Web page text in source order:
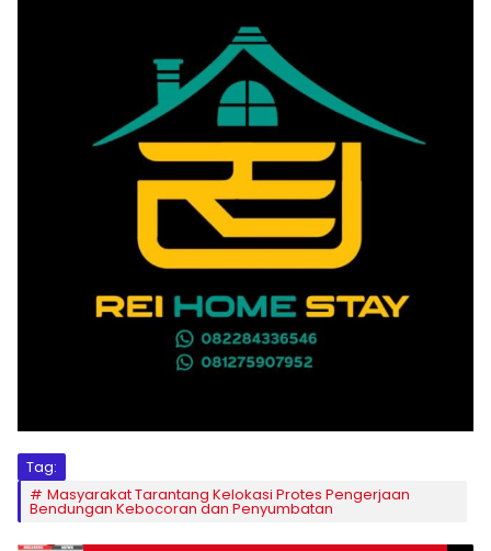
Tag:
Masyarakat Tarantang Kelokasi Protes Pengerjaan
Bendungan Kebocoran dan Penyumbatan